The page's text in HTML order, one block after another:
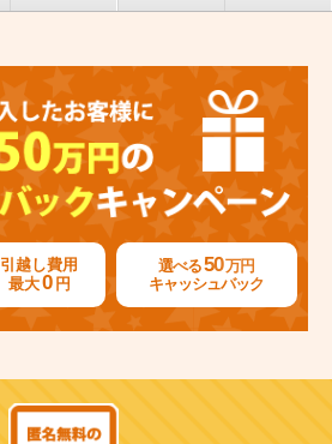
引越し費用
最大0 円
選べる50万円
キャッシュバック